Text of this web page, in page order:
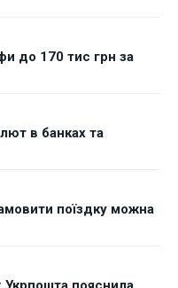
до 170 тис грн за
в банках та
поїздку можна